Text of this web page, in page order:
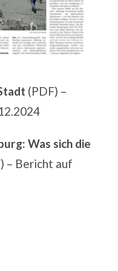
(PDF) –
Was sich die
– Bericht auf